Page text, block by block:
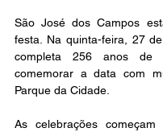
São José dos Campos
festa. Na quinta-feira, 27
completa 256 anos de
comemorar a data com
Parque da Cidade.
As celebrações